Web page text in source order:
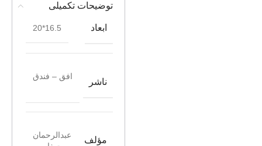
توضیحات تکمیلی
ابعاد 16.5*20
ناشر
افق – فندق
مؤلف
عبدالرحمان